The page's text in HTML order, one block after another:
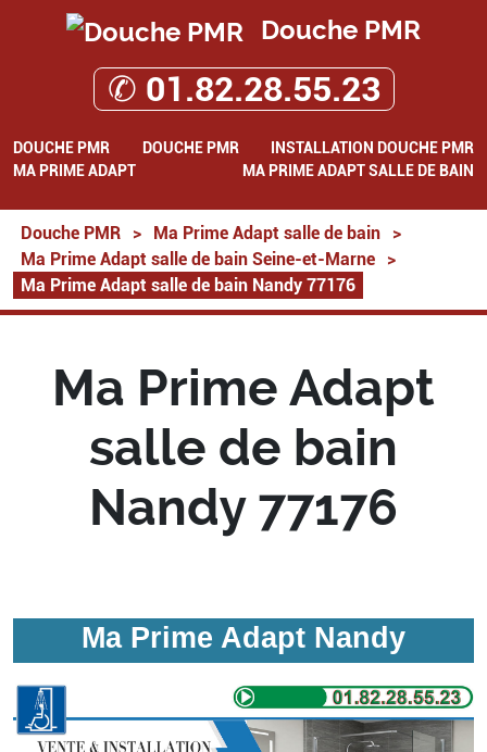
Douche PMR
✆ 01.82.28.55.23
DOUCHE PMR DOUCHE PMR
INSTALLATION DOUCHE PMR
MA PRIME ADAPT
MA PRIME ADAPT SALLE DE BAIN
Douche PMR > Ma Prime Adapt salle de bain
>
Ma Prime Adapt salle de bain Seine-et-Marne
>
Ma Prime Adapt salle de bain Nandy 77176
Ma Prime Adapt
salle de bain
Nandy 77176
Ma Prime Adapt Nandy